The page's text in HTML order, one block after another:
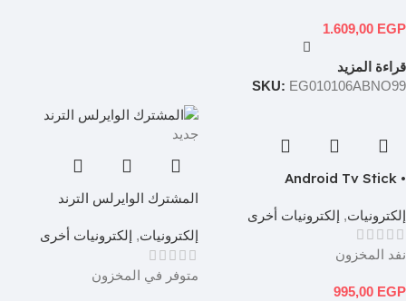
1.609,00 EGP
قراءة المزيد
SKU: EG010106ABNO99
• Android Tv Stick
إلكترونيات, إلكترونيات أخرى
نفد المخزون
995,00 EGP
جديد
المشترك الوايرلس الترند
إلكترونيات, إلكترونيات أخرى
متوفر في المخزون